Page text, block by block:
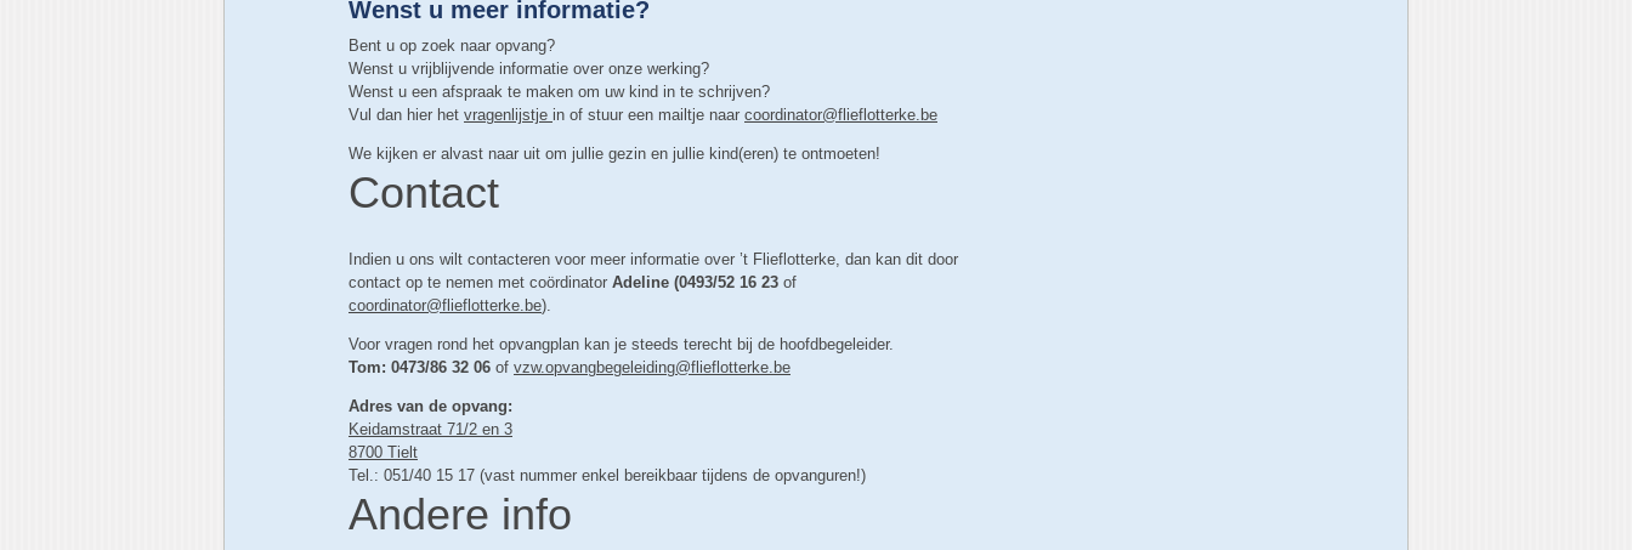
Wenst u meer informatie?
Bent u op zoek naar opvang?
Wenst u vrijblijvende informatie over onze werking?
Wenst u een afspraak te maken om uw kind in te schrijven?
Vul dan hier het vragenlijstje in of stuur een mailtje naar coordinator@flieflotterke.be
We kijken er alvast naar uit om jullie gezin en jullie kind(eren) te ontmoeten!
Contact
Indien u ons wilt contacteren voor meer informatie over ’t Flieflotterke, dan kan dit door
contact op te nemen met coördinator Adeline (0493/52 16 23 of
coordinator@flieflotterke.be).
Voor vragen rond het opvangplan kan je steeds terecht bij de hoofdbegeleider.
Tom: 0473/86 32 06 of vzw.opvangbegeleiding@flieflotterke.be
Adres van de opvang:
Keidamstraat 71/2 en 3
8700 Tielt
Tel.: 051/40 15 17 (vast nummer enkel bereikbaar tijdens de opvanguren!)
Andere info